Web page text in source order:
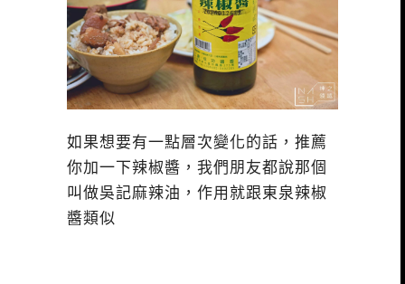
如果想要有一點層次變化的話，推薦
你加一下辣椒醬，我們朋友都說那個
叫做吳記麻辣油，作用就跟東泉辣椒
醬類似